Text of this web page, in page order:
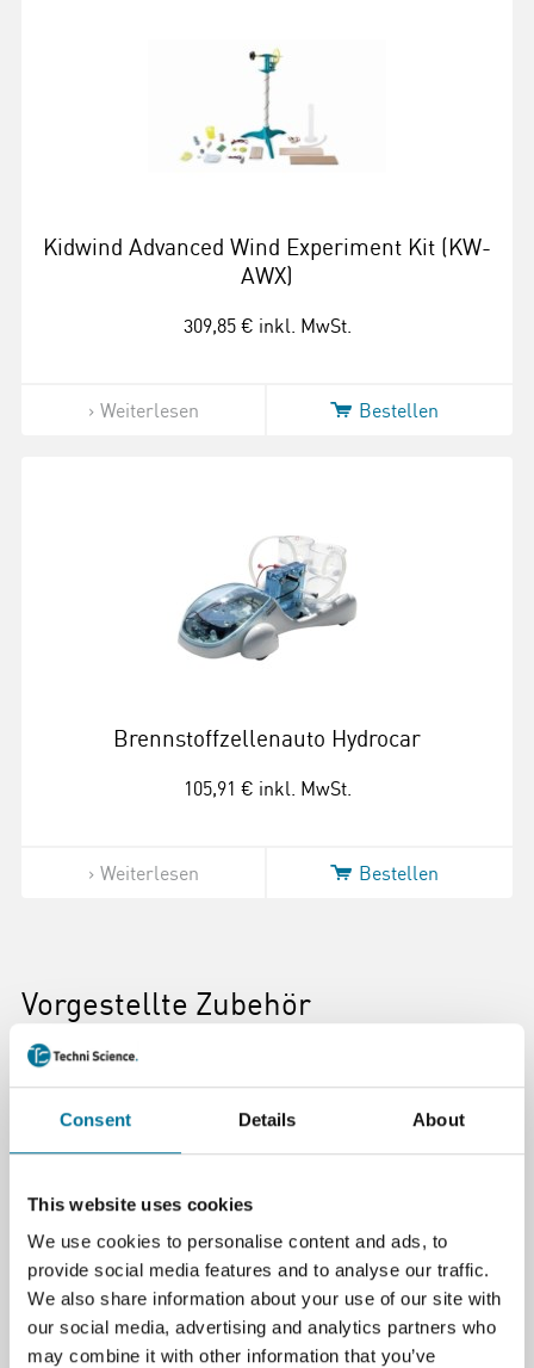
Consent Details About
This website uses cookies
We use cookies to personalise content and ads, to
provide social media features and to analyse our traffic.
We also share information about your use of our site with
our social media, advertising and analytics partners who
may combine it with other information that you’ve
Kidwind Advanced Wind Experiment Kit (KW-
AWX)
309,85 € inkl. MwSt.
Weiterlesen Bestellen
Brennstoffzellenauto Hydrocar
105,91 € inkl. MwSt.
Weiterlesen Bestellen
Vorgestellte Zubehör
Verbrauchsmaterial für Rotorblätter,
Klassensatz (KW-BDC)